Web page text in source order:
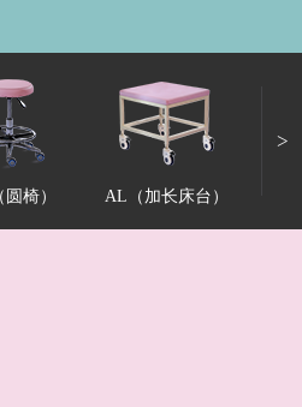
椅） AL（加长床台）
>
DC
实用，稳固